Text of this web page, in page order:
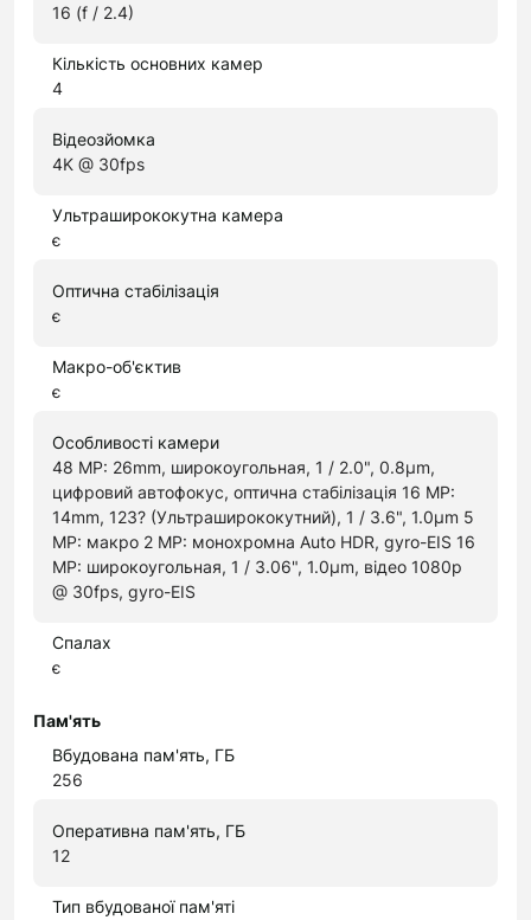
16 (f / 2.4)
Кількість основних камер
4
Відеозйомка
4K @ 30fps
Ультраширококутна камера
є
Оптична стабілізація
є
Макро-об'єктив
є
Особливості камери
48 MP: 26mm, широкоугольная, 1 / 2.0", 0.8μm,
цифровий автофокус, оптична стабілізація 16 MP:
14mm, 123? (Ультраширококутний), 1 / 3.6", 1.0μm 5
MP: макро 2 MP: монохромна Auto HDR, gyro-EIS 16
MP: широкоугольная, 1 / 3.06", 1.0μm, відео 1080p
@ 30fps, gyro-EIS
Спалах
є
Пам'ять
Вбудована пам'ять, ГБ
256
Оперативна пам'ять, ГБ
12
Тип вбудованої пам'яті